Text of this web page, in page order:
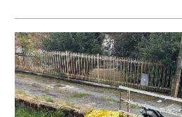
Angela Pastore